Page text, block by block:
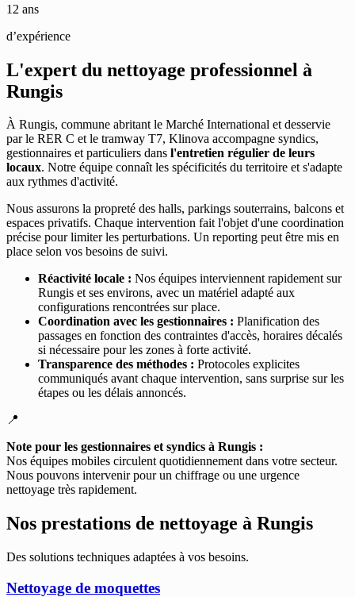
12 ans
d’expérience
L'expert du nettoyage professionnel à
Rungis
À Rungis, commune abritant le Marché International et desservie
par le RER C et le tramway T7, Klinova accompagne syndics,
gestionnaires et particuliers dans l'entretien régulier de leurs
locaux. Notre équipe connaît les spécificités du territoire et s'adapte
aux rythmes d'activité.
Nous assurons la propreté des halls, parkings souterrains, balcons et
espaces privatifs. Chaque intervention fait l'objet d'une coordination
précise pour limiter les perturbations. Un reporting peut être mis en
place selon vos besoins de suivi.
Réactivité locale : Nos équipes interviennent rapidement sur
Rungis et ses environs, avec un matériel adapté aux
configurations rencontrées sur place.
Coordination avec les gestionnaires : Planification des
passages en fonction des contraintes d'accès, horaires décalés
si nécessaire pour les zones à forte activité.
Transparence des méthodes : Protocoles explicites
communiqués avant chaque intervention, sans surprise sur les
étapes ou les délais annoncés.
📍
Note pour les gestionnaires et syndics à Rungis :
Nos équipes mobiles circulent quotidiennement dans votre secteur.
Nous pouvons intervenir pour un chiffrage ou une urgence
nettoyage très rapidement.
Nos prestations de nettoyage à Rungis
Des solutions techniques adaptées à vos besoins.
Nettoyage de moquettes